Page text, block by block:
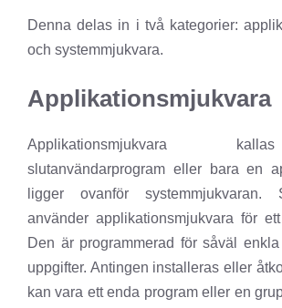
Denna delas in i två kategorier:
och systemmjukvara.
Applikationsmjukvara
Applikationsmjukvara
slutanvändarprogram eller bara en
ligger ovanför systemmjukvaran.
använder applikationsmjukvara för
Den är programmerad för såväl
uppgifter. Antingen installeras eller
kan vara ett enda program eller en